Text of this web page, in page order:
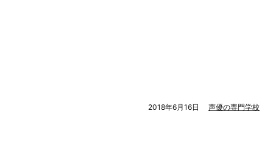
2018年6月16日 声優の専門学校